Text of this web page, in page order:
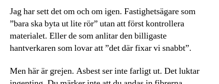
Jag har sett det om och om igen. Fastighetsägare som
”bara ska byta ut lite rör” utan att först kontrollera
materialet. Eller de som anlitar den billigaste
hantverkaren som lovar att ”det där fixar vi snabbt”.
Men här är grejen. Asbest ser inte farligt ut. Det luktar